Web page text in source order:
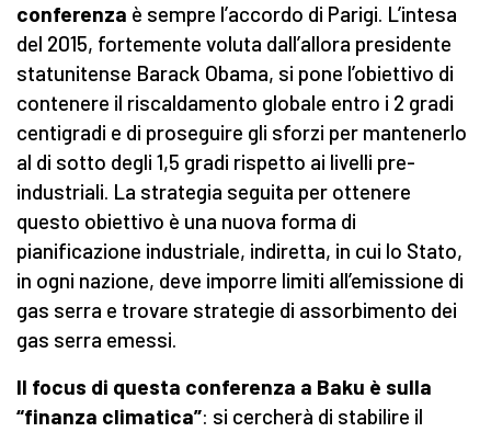
conferenza è sempre l’accordo di Parigi. L’intesa
del 2015, fortemente voluta dall’allora presidente
statunitense Barack Obama, si pone l’obiettivo di
contenere il riscaldamento globale entro i 2 gradi
centigradi e di proseguire gli sforzi per mantenerlo
al di sotto degli 1,5 gradi rispetto ai livelli pre-
industriali. La strategia seguita per ottenere
questo obiettivo è una nuova forma di
pianificazione industriale, indiretta, in cui lo Stato,
in ogni nazione, deve imporre limiti all’emissione di
gas serra e trovare strategie di assorbimento dei
gas serra emessi.
Il focus di questa conferenza a Baku è sulla
“finanza climatica”: si cercherà di stabilire il